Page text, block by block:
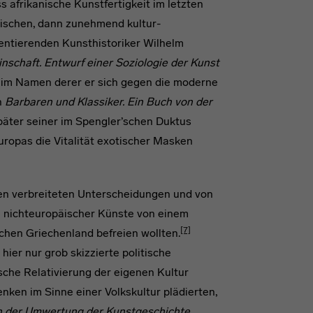
afrikanische Kunstfertigkeit im letzten
dann zunehmend kultur-
Kunsthistoriker Wilhelm
Entwurf einer Soziologie der Kunst
Namen derer er sich gegen die moderne
Barbaren und Klassiker. Ein Buch von der
seiner im Spengler’schen Duktus
die Vitalität exotischer Masken
verbreiteten Unterscheidungen und von
Künste von einem
Griechenland befreien wollten.[7]
nur grob skizzierte politische
Relativierung der eigenen Kultur
im Sinne einer Volkskultur plädierten,